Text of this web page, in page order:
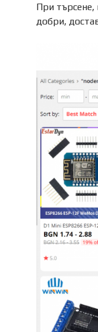
При търсене,
добри,